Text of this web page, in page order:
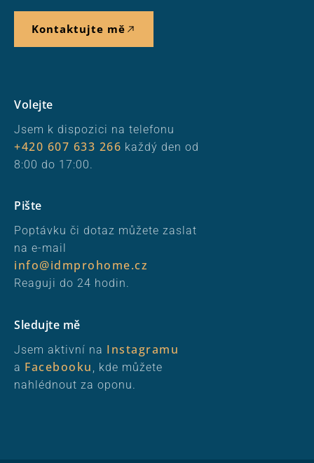
Kontaktujte mě
Volejte
Jsem k dispozici na telefonu
+420 607 633 266 každý den od
8:00 do 17:00.
Pište
Poptávku či dotaz můžete zaslat
na e-mail
info@idmprohome.cz
Reaguji do 24 hodin.
Sledujte mě
Jsem aktivní na Instagramu
a Facebooku
, kde můžete
nahlédnout za oponu.